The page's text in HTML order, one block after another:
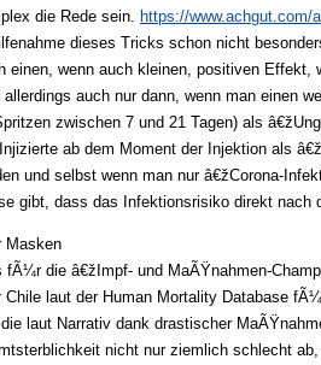
die Rede sein.
https://www.achgut.com/
dieses Tricks schon nicht
einen, wenn auch kleinen, positiven Effekt,
allerdings auch nur dann, wenn man einen
zwischen 7 und 21 Tagen) als
ab dem Moment der Injektion als
und selbst wenn man nur â€žCorona-
gibt, dass das Infektionsrisiko direkt nach
Masken
fÃ¼r die â€žImpf- und MaÃŸnahmen-
laut der Human Mortality Database
die laut Narrativ dank drastischer
nicht nur ziemlich schlecht